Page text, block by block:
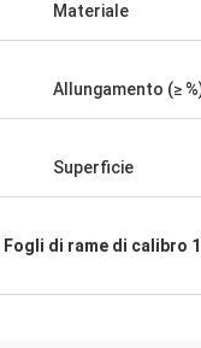
Materiale
Allungamento (≥
Superficie
Fogli di rame di calibro